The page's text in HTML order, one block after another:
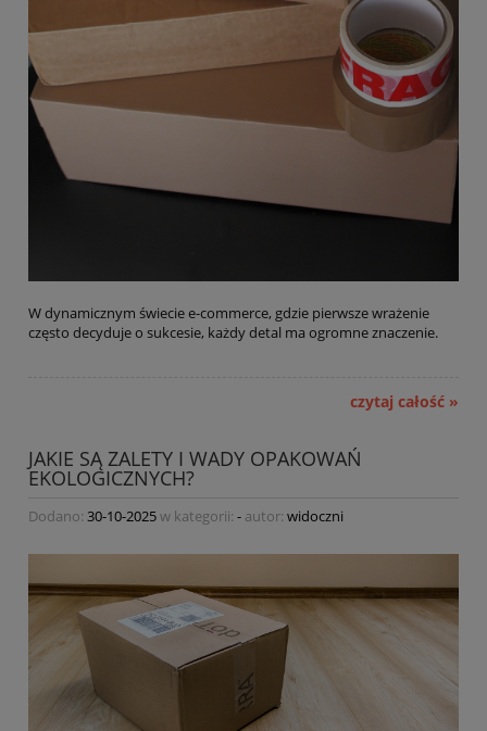
W dynamicznym świecie e-commerce, gdzie pierwsze wrażenie
często decyduje o sukcesie, każdy detal ma ogromne znaczenie.
czytaj całość »
JAKIE SĄ ZALETY I WADY OPAKOWAŃ
EKOLOGICZNYCH?
Dodano: 30-10-2025w kategorii: - autor: widoczni